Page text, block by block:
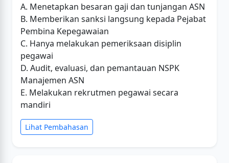
A. Menetapkan besaran gaji dan tunjangan ASN
B. Memberikan sanksi langsung kepada Pejabat
Pembina Kepegawaian
C. Hanya melakukan pemeriksaan disiplin
pegawai
D. Audit, evaluasi, dan pemantauan NSPK
Manajemen ASN
E. Melakukan rekrutmen pegawai secara
mandiri
Lihat Pembahasan